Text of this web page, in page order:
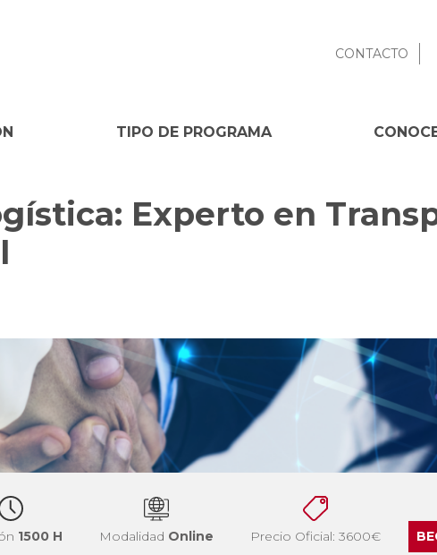
CONTACTO
TIPO DE PROGRAMA
Experto en
1500 H Modalidad Online Precio Oficial: 3600€